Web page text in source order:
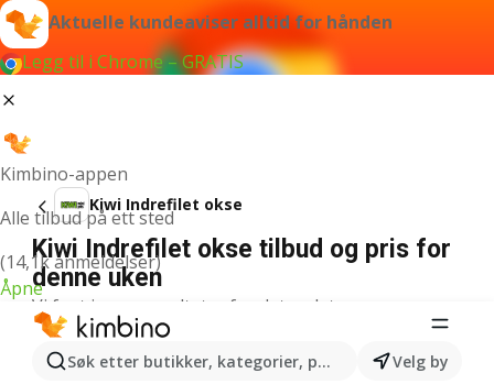
Aktuelle kundeaviser alltid for hånden
Legg til i Chrome – GRATIS
Kimbino-appen
Alle tilbud på ett sted
(14,1k anmeldelser)
Åpne
Søk etter butikker, kategorier, produkter...Velg by
Kiwi Indrefilet okse
Kiwi Indrefilet okse tilbud og pris for
denne uken
Vi fant ingen resultater for det ordet.
Andre produkter i butikkene Kiwi
Kiwi Fårikålkjøtt